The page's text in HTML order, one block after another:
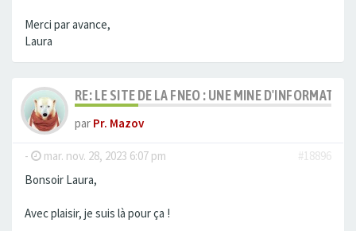
Merci par avance,
Laura
RE: LE SITE DE LA FNEO : UNE MINE
par Pr. Mazov
- mar. nov. 28, 2023 6:07 pm
#18896
Bonsoir Laura,
Avec plaisir, je suis là pour ça !